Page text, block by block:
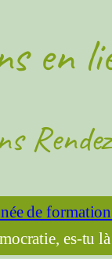
en
de
es-tu